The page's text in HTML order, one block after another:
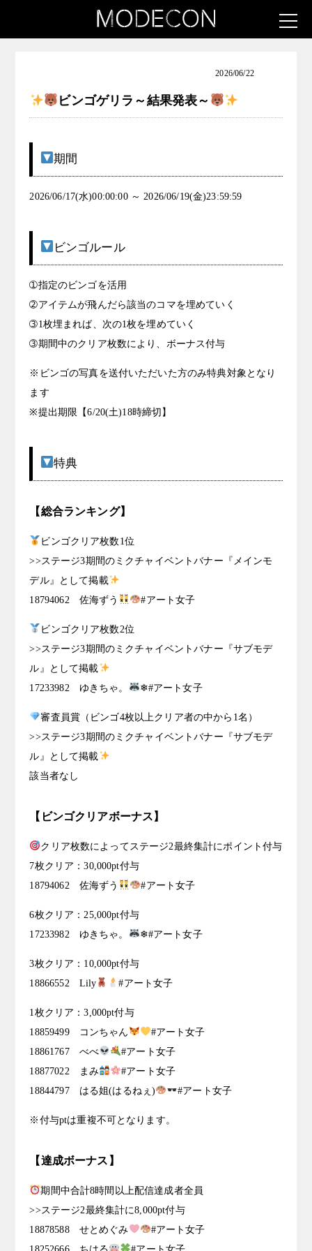
2026/06/22
ビンゴゲリラ～結果発表～
期間
2026/06/17(水)00:00:00 ～ 2026/06/19(金)23:59:59
ビンゴルール
➀指定のビンゴを活用
➁アイテムが飛んだら該当のコマを埋めていく
➂1枚埋まれば、次の1枚を埋めていく
➂期間中のクリア枚数により、ボーナス付与
※ビンゴの写真を送付いただいた方のみ特典対象となり
ます
※提出期限【6/20(土)18時締切】
特典
【総合ランキング】
ビンゴクリア枚数1位
>>ステージ3期間のミクチャイベントバナー『メインモ
デル』として掲載
18794062 佐海ずう
#アート女子
ビンゴクリア枚数2位
>>ステージ3期間のミクチャイベントバナー『サブモデ
ル』として掲載
17233982 ゆきちゃ。
❄#アート女子
審査員賞（ビンゴ4枚以上クリア者の中から1名）
>>ステージ3期間のミクチャイベントバナー『サブモデ
ル』として掲載
該当者なし
【ビンゴクリアボーナス】
クリア枚数によってステージ2最終集計にポイント付与
7枚クリア：30,000pt付与
18794062 佐海ずう
#アート女子
6枚クリア：25,000pt付与
17233982 ゆきちゃ。
❄#アート女子
3枚クリア：10,000pt付与
18866552 Lily
#アート女子
1枚クリア：3,000pt付与
18859499 コンちゃん
#アート女子
18861767 べべ
#アート女子
18877022 まみ
#アート女子
18844797 はる姐(はるねぇ)
#アート女子
※付与ptは重複不可となります。
【達成ボーナス】
期間中合計8時間以上配信達成者全員
>>ステージ2最終集計に8,000pt付与
18878588 せとめぐみ
#アート女子